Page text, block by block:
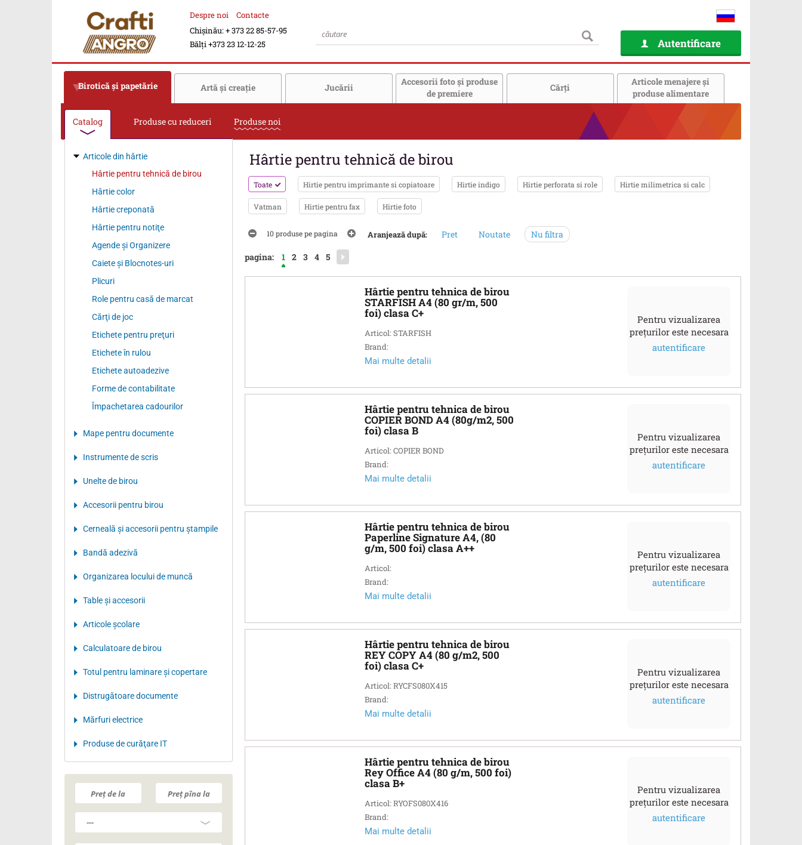
Autentificare
Despre noi
Contacte
Chișinău: + 373 22 85-57-95
Bălți +373 23 12-12-25
Birotică şi papetărie Artă şi creaţie Jucării
Accesorii foto şi produse
de premiere
Cărţi
Articole menajere și
produse alimentare
Catalog Produse cu reduceri Produse noi
Articole din hârtie
Hârtie pentru tehnică de birou
Hârtie color
Hârtie creponată
Hârtie pentru notiţe
Agende şi Organizere
Caiete şi Blocnotes-uri
Plicuri
Role pentru casă de marcat
Cărţi de joc
Etichete pentru preţuri
Etichete în rulou
Etichete autoadezive
Forme de contabilitate
Împachetarea cadourilor
Mape pentru documente
Instrumente de scris
Unelte de birou
Accesorii pentru birou
Cerneală şi accesorii pentru ştampile
Bandă adezivă
Organizarea locului de muncă
Table şi accesorii
Articole şcolare
Calculatoare de birou
Totul pentru laminare şi copertare
Distrugătoare documente
Mărfuri electrice
Produse de curăţare IT
Hârtie pentru tehnică de birou
Toate Hirtie pentru imprimante si copiatoare Hirtie indigo Hirtie perforata si role Hirtie milimetrica si calc
Vatman Hirtie pentru fax Hirtie foto
10 produse pe pagina Aranjează după: Pret Noutate
Nu filtra
pagina:
1 2 3 4 5
Hârtie pentru tehnica de birou
STARFISH A4 (80 gr/m, 500
foi) clasa C+
Articol: STARFISH
Brand:
Mai multe detalii
Pentru vizualizarea
prețurilor este necesara
autentificare
Hârtie pentru tehnica de birou
COPIER BOND А4 (80g/m2, 500
foi) clasa B
Articol: COPIER BOND
Brand:
Mai multe detalii
Pentru vizualizarea
prețurilor este necesara
autentificare
Hârtie pentru tehnica de birou
Paperline Signature A4, (80
g/m, 500 foi) clasa A++
Articol:
Brand:
Mai multe detalii
Pentru vizualizarea
prețurilor este necesara
autentificare
Hârtie pentru tehnica de birou
REY COPY A4 (80 g/m2, 500
foi) clasa C+
Articol: RYCFS080X415
Brand:
Mai multe detalii
Pentru vizualizarea
prețurilor este necesara
autentificare
Hârtie pentru tehnica de birou
Rey Office A4 (80 g/m, 500 foi)
clasa B+
Articol: RYOFS080X416
Brand:
Mai multe detalii
Pentru vizualizarea
prețurilor este necesara
autentificare